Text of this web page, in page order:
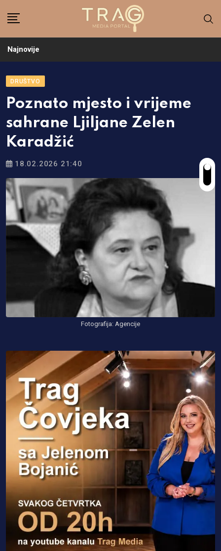
Najnovije
DRUŠTVO
Poznato mjesto i vrijeme
sahrane Ljiljane Zelen
Karadžić
18.02.2026 21:40
Fotografija: Agencije